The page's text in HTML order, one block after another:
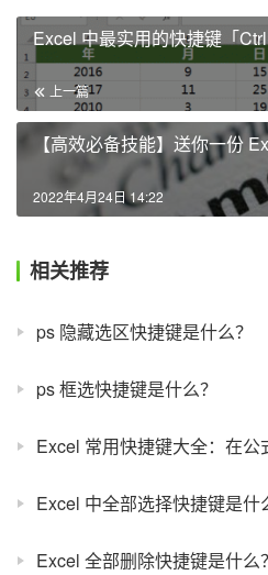
Excel 中最实用的快捷键「
上一篇
【高效必备技能】送你一份
2022年4月24日 14:22
相关推荐
ps 隐藏选区快捷键是什么？
ps 框选快捷键是什么？
Excel 常用快捷键大全：在公
Excel 中全部选择快捷键是什
Excel 全部删除快捷键是什么？